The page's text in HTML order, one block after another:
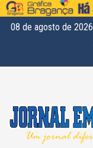
08 de agosto de 2026